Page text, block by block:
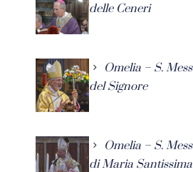
delle Ceneri
Omelia – S.
del Signore
Omelia – S.
di Maria